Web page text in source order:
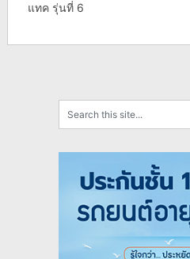
แทค รุ่นที่ 6